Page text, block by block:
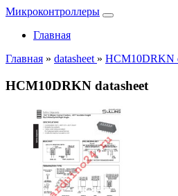
Микроконтроллеры
Главная
Главная » datasheet » HCM10DRKN
HCM10DRKN datasheet